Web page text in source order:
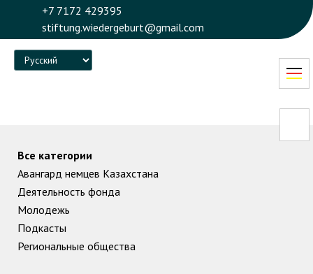
+7 7172 429395
stiftung.wiedergeburt@gmail.com
Language
Все категории
Авангард немцев Казахстана
Деятельность фонда
Молодежь
Подкасты
Региональные общества